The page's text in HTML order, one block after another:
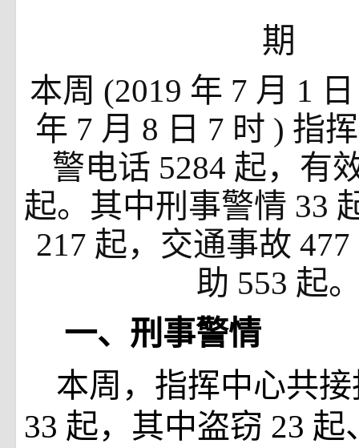
期
本周 (2019 年 7 月 1
年 7 月 8 日 7 时 ) 指
警电话 5284 起，有
起。其中刑事警情 33
217 起，交通事故 477
助 553 起
一、刑事警情
本周，指挥中心共
33 起，其中盗窃 23 起